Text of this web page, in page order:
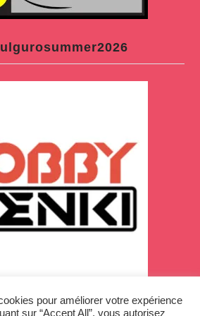
pour améliorer votre expérience
sur “Accept All”, vous autorisez